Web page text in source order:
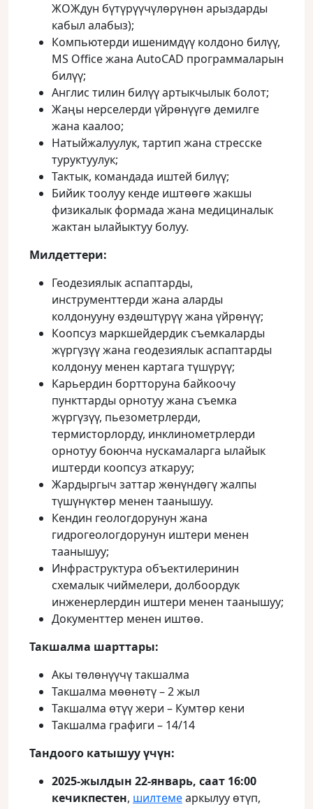
ЖОЖдун бүтүрүүчүлөрүнөн арыздарды
кабыл алабыз);
Компьютерди ишенимдүү колдоно билүү,
MS Office жана AutoCAD программаларын
билүү;
Англис тилин билүү артыкчылык болот;
Жаңы нерселерди үйрөнүүгө демилге
жана каалоо;
Натыйжалуулук, тартип жана стресске
туруктуулук;
Тактык, командада иштей билүү;
Бийик тоолуу кенде иштөөгө жакшы
физикалык формада жана медициналык
жактан ылайыктуу болуу.
Милдеттери:
Геодезиялык аспаптарды,
инструменттерди жана аларды
колдонууну өздөштүрүү жана үйрөнүү;
Коопсуз маркшейдердик съемкаларды
жүргүзүү жана геодезиялык аспаптарды
колдонуу менен картага түшүрүү;
Карьердин бортторуна байкоочу
пункттарды орнотуу жана съемка
жүргүзүү, пьезометрлерди,
термисторлорду, инклинометрлерди
орнотуу боюнча нускамаларга ылайык
иштерди коопсуз аткаруу;
Жардыргыч заттар жөнүндөгү жалпы
түшүнүктөр менен таанышуу.
Кендин геологдорунун жана
гидрогеологдорунун иштери менен
таанышуу;
Инфраструктура объектилеринин
схемалык чиймелери, долбоордук
инженерлердин иштери менен таанышуу;
Документтер менен иштөө.
Такшалма шарттары:
Акы төлөнүүчү такшалма
Такшалма мөөнөтү – 2 жыл
Такшалма өтүү жери – Кумтөр кени
Такшалма графиги – 14/14
Тандоого катышуу үчүн:
2025-жылдын 22-январь, саат 16:00
кечикпестен, шилтемеаркылуу өтүп,